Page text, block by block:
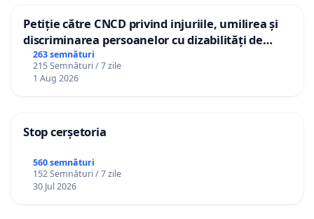
Petiție către CNCD privind injuriile, umilirea și
discriminarea persoanelor cu dizabilități de
către utilizatorul TikTok „Gorici”
263 semnături
215 Semnături / 7 zile
1 Aug 2026
Stop cerșetoria
560 semnături
152 Semnături / 7 zile
30 Jul 2026